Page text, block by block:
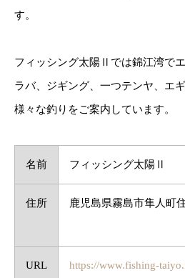
す。
フィッシング太陽Ⅱでは錦江湾で
ラバ、ジギング、一つテンヤ、エ
様々な釣りをご案内しています。
名前 フィッシング太陽Ⅱ
住所 鹿児島県霧島市隼人町
URL https://www.fishing-